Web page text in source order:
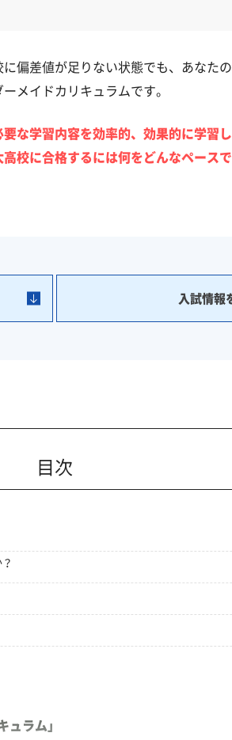
偏差値が足りない状態でも、あなた
メイドカリキュラムです。
な学習内容を効率的、効果的に学習
校に合格するには何をどんなペース
入試情報
目次
ラム」